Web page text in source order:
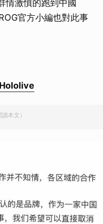
情激憤的跑到中國
官方小編也對此事
本文）